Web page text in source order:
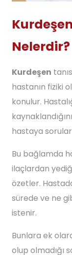
Nelerdir?
Kurdeşen
hastanın fiziki
konulur.
hastaya
Bu bağlamda
ilaçlardan
özetler.
sürede ve ne
istenir.
Bunlara ek
olup olmadığı